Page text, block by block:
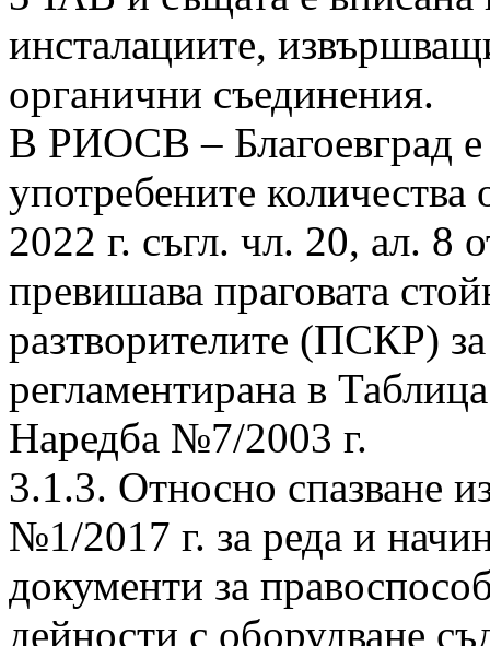
инсталациите,
органични съединения.
В РИОСВ – Благоевград е
употребените
2022 г. съгл. чл. 20, ал. 8
превишава праговата
разтворителите (ПСКР)
регламентирана в
Наредба №7/2003 г.
3.1.3. Относно спазване
№1/2017 г. за реда и
документи за
дейности с оборудване